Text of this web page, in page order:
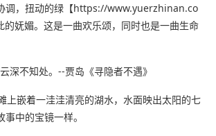
调，扭动的绿【https://www.yuerzhinan.co
的妩媚。这是一曲欢乐颂，同时也是一曲生命
深不知处。--贾岛《寻隐者不遇》
上嵌着一洼洼清亮的湖水，水面映出太阳的七
中的宝镜一样。